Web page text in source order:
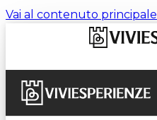
Vai al contenuto principale